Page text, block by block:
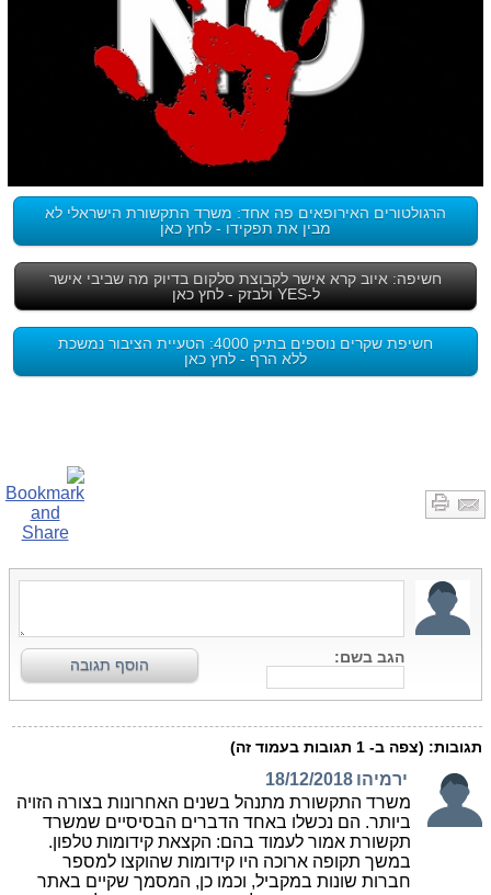
הרגולטורים האירופאים פה אחד: משרד התקשורת הישראלי לא
מבין את תפקידו - לחץ כאן
חשיפה: איוב קרא אישר לקבוצת סלקום בדיוק מה שביבי אישר
ל-YES ולבזק - לחץ כאן
חשיפת שקרים נוספים בתיק 4000: הטעיית הציבור נמשכת
ללא הרף - לחץ כאן